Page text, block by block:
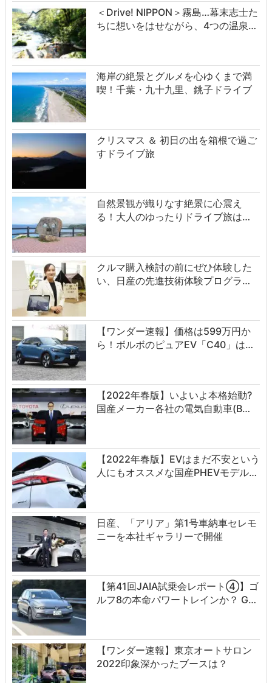
＜Drive! NIPPON＞霧島…幕末志士た
ちに想いをはせながら、4つの温泉…
海岸の絶景とグルメを心ゆくまで満
喫！千葉・九十九里、銚子ドライブ
クリスマス ＆ 初日の出を箱根で過ご
すドライブ旅
自然景観が織りなす絶景に心震え
る！大人のゆったりドライブ旅は…
クルマ購入検討の前にぜひ体験した
い、日産の先進技術体験プログラ…
【ワンダー速報】価格は599万円か
ら！ボルボのピュアEV「C40」は…
【2022年春版】いよいよ本格始動?
国産メーカー各社の電気自動車(B…
【2022年春版】EVはまだ不安という
人にもオススメな国産PHEVモデル…
日産、「アリア」第1号車納車セレモ
ニーを本社ギャラリーで開催
【第41回JAIA試乗会レポート④】ゴ
ルフ8の本命パワートレインか？ G…
【ワンダー速報】東京オートサロン
2022印象深かったブースは？